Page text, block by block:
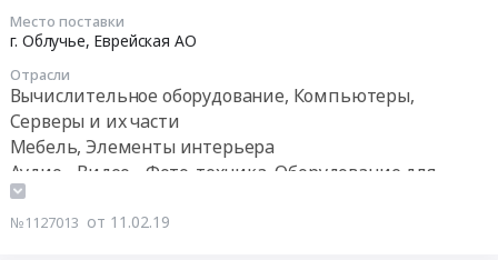
Место поставки
г. Облучье, Еврейская АО
Отрасли
Вычислительное оборудование, Компьютеры,
Серверы и их части
Мебель, Элементы интерьера
Аудио-, Видео-, Фото-техника, Оборудование для
презентаций и показов. Монтаж и обслуживание
№1127013 от 11.02.19